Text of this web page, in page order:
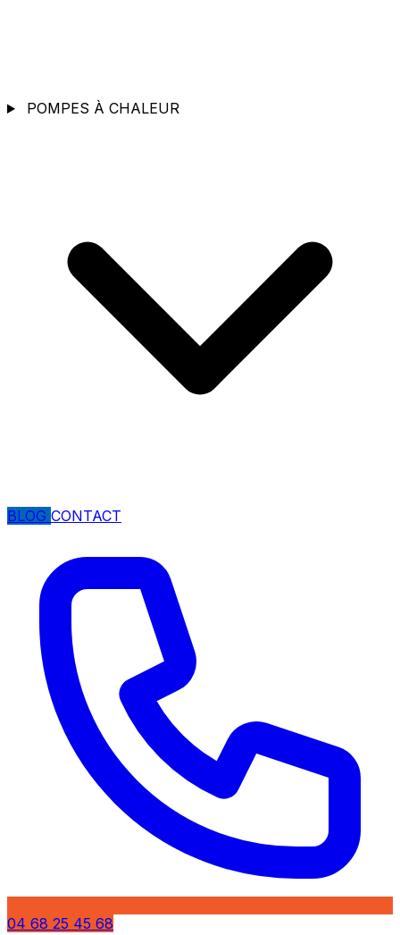
POMPES À CHALEUR
BLOG CONTACT
04 68 25 45 68